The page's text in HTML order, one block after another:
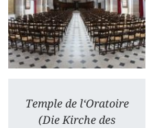
Temple de l‘Oratoire
(Die Kirche des